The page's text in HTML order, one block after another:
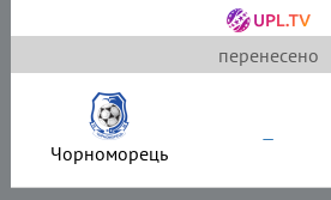
перенесено
Чорноморець –